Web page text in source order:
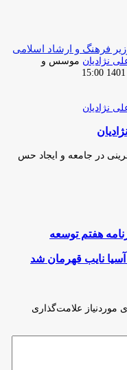
فرهنگ و ارشاد اسلامی
موسس و
در جامعه و ایجاد حس
هفتم توسعه
نایب قهرمان شد
موردنیاز علامت‌گذاری